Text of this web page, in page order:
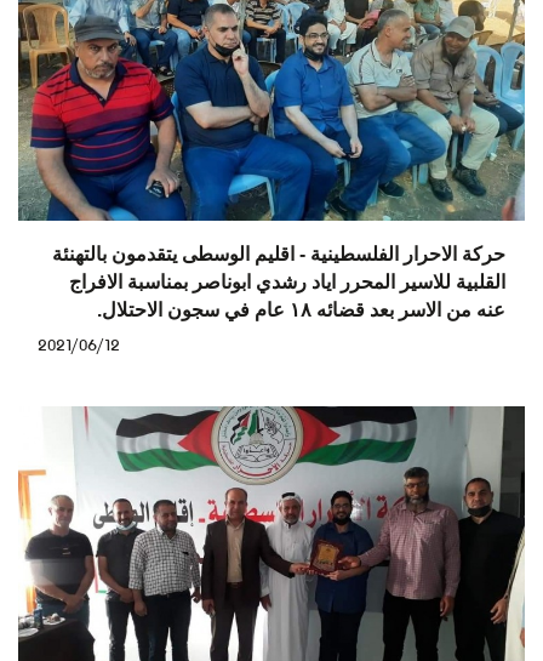
حركة الاحرار الفلسطينية - اقليم الوسطى يتقدمون بالتهنئة
القلبية للاسير المحرر اياد رشدي ابوناصر بمناسبة الافراج
عنه من الاسر بعد قضائه ١٨ عام في سجون الاحتلال.